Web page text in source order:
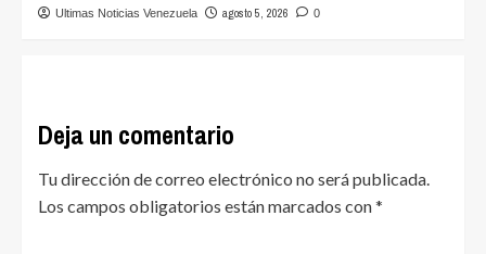
Ultimas Noticias Venezuela agosto 5, 2026 0
Deja un comentario
Tu dirección de correo electrónico no será publicada.
Los campos obligatorios están marcados con*